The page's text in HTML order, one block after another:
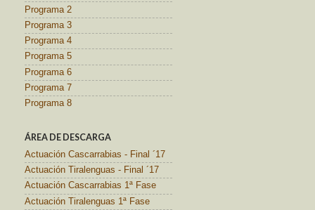
Programa 2
Programa 3
Programa 4
Programa 5
Programa 6
Programa 7
Programa 8
ÁREA DE DESCARGA
Actuación Cascarrabias - Final ´17
Actuación Tiralenguas - Final ´17
Actuación Cascarrabias 1ª Fase
Actuación Tiralenguas 1ª Fase